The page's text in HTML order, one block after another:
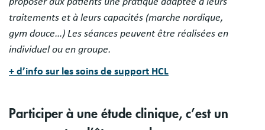
traitements et à leurs capacités (marche nordique,
gym douce…) Les séances peuvent être réalisées en
individuel ou en groupe.
+ d’info sur les soins de support HCL
Participer à une étude clinique, c’est un